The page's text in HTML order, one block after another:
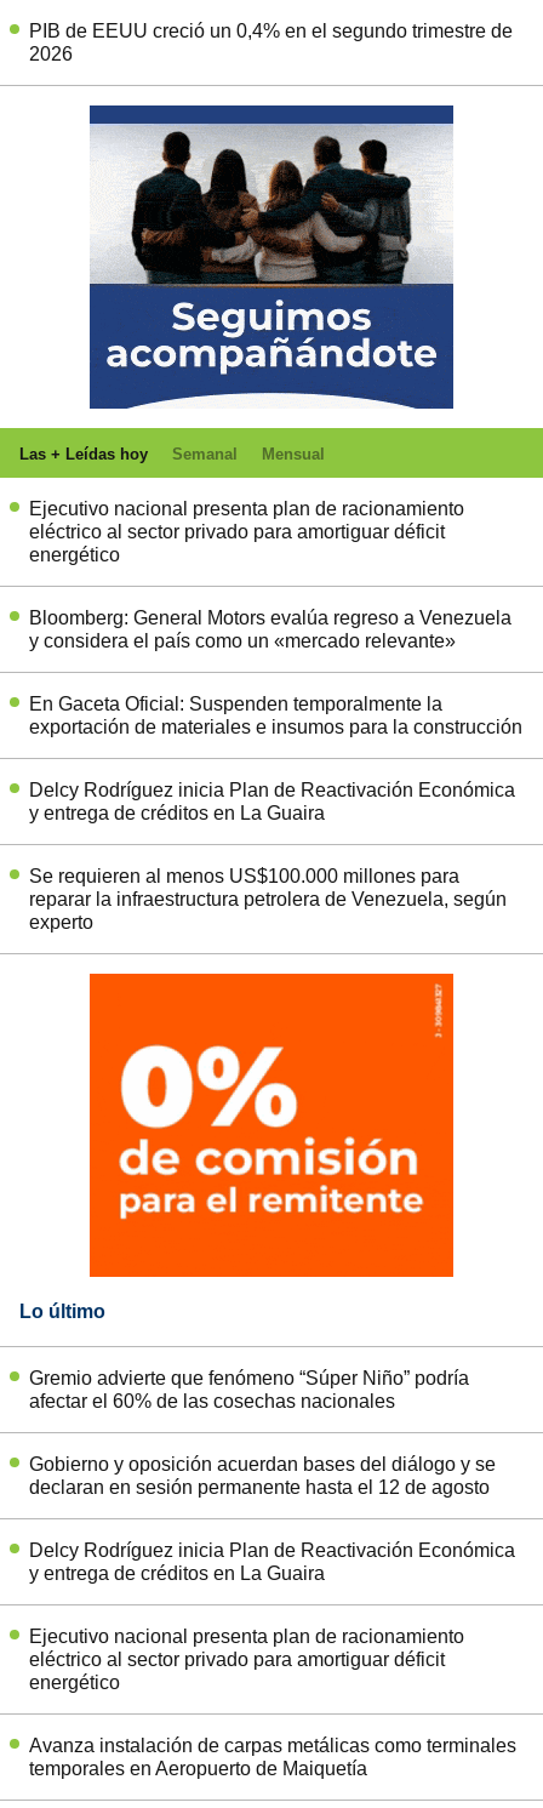
PIB de EEUU creció un 0,4% en el segundo trimestre de
2026
Las + Leídas hoy Semanal Mensual
Ejecutivo nacional presenta plan de racionamiento
eléctrico al sector privado para amortiguar déficit
energético
Bloomberg: General Motors evalúa regreso a Venezuela
y considera el país como un «mercado relevante»
En Gaceta Oficial: Suspenden temporalmente la
exportación de materiales e insumos para la construcción
Delcy Rodríguez inicia Plan de Reactivación Económica
y entrega de créditos en La Guaira
Se requieren al menos US$100.000 millones para
reparar la infraestructura petrolera de Venezuela, según
experto
Lo último
Gremio advierte que fenómeno “Súper Niño” podría
afectar el 60% de las cosechas nacionales
Gobierno y oposición acuerdan bases del diálogo y se
declaran en sesión permanente hasta el 12 de agosto
Delcy Rodríguez inicia Plan de Reactivación Económica
y entrega de créditos en La Guaira
Ejecutivo nacional presenta plan de racionamiento
eléctrico al sector privado para amortiguar déficit
energético
Avanza instalación de carpas metálicas como terminales
temporales en Aeropuerto de Maiquetía